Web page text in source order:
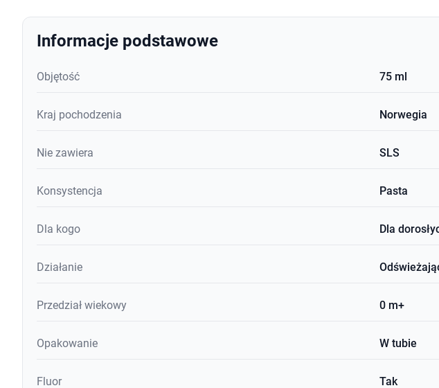
Informacje podstawowe
Objętość 75 ml
Kraj pochodzenia Norwegia
Nie zawiera SLS
Konsystencja Pasta
Dla kogo Dla
Działanie
Przedział wiekowy 0 m+
Opakowanie W tubie
Fluor Tak